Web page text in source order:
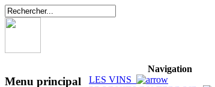
Menu principal
Navigation
LES VINS